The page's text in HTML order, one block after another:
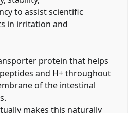
to assist scientific
in irritation and
protein that helps
and H+ throughout
of the intestinal
makes this naturally